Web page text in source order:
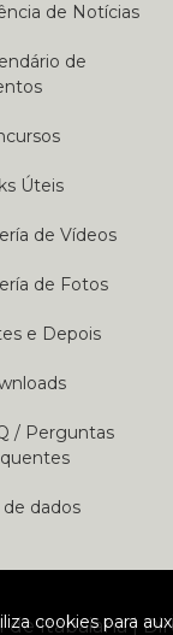
cookies para
de Notícias
de
Úteis
de Vídeos
de Fotos
e Depois
/ Perguntas
de dados
Itabaiana |